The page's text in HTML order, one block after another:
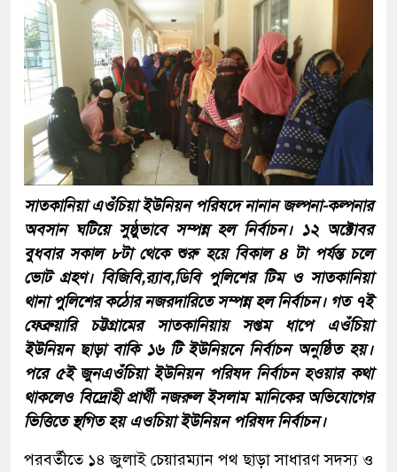
সাতকানিয়া এওঁচিয়া ইউনিয়ন পরিষদে নানান জল্পনা-কল্পনার
অবসান ঘটিয়ে সুষ্ঠুভাবে সম্পন্ন হল নির্বাচন। ১২ অক্টোবর
বুধবার সকাল ৮টা থেকে শুরু হয়ে বিকাল ৪ টা পর্যন্ত চলে
ভোট গ্রহণ। বিজিবি,র‍্যাব,ডিবি পুলিশের টিম ও সাতকানিয়া
থানা পুলিশের কঠোর নজরদারিতে সম্পন্ন হল নির্বাচন। গত ৭ই
ফেব্রুয়ারি চট্টগ্রামের সাতকানিয়ায় সপ্তম ধাপে এওঁচিয়া
ইউনিয়ন ছাড়া বাকি ১৬ টি ইউনিয়নে নির্বাচন অনুষ্ঠিত হয়।
পরে ৫ই জুনএওঁচিয়া ইউনিয়ন পরিষদ নির্বাচন হওয়ার কথা
থাকলেও বিদ্রোহী প্রার্থী নজরুল ইসলাম মানিকের অভিযোগের
ভিত্তিতে স্থগিত হয় এওচিয়া ইউনিয়ন পরিষদ নির্বাচন।
পরবর্তীতে ১৪ জুলাই চেয়ারম্যান পথ ছাড়া সাধারণ সদস্য ও